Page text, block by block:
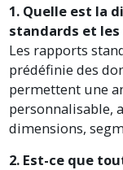
1. Quelle est la
standards et les
Les rapports
prédéfinie des
permettent une
personnalisable,
dimensions,
2. Est-ce que